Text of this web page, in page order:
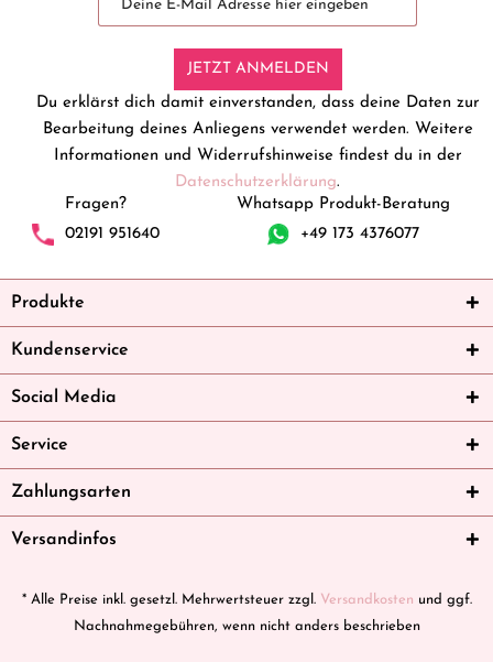
JETZT ANMELDEN
Du erklärst dich damit einverstanden, dass deine Daten zur
Bearbeitung deines Anliegens verwendet werden. Weitere
Informationen und Widerrufshinweise findest du in der
Datenschutzerklärung.
Fragen?
02191 951640
Whatsapp Produkt-Beratung
+49 173 4376077
Produkte
Kundenservice
Social Media
Service
Zahlungsarten
Versandinfos
* Alle Preise inkl. gesetzl. Mehrwertsteuer zzgl. Versandkosten und ggf.
Nachnahmegebühren, wenn nicht anders beschrieben